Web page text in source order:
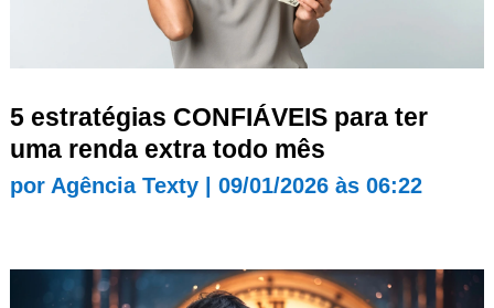
5 estratégias CONFIÁVEIS para ter
uma renda extra todo mês
por Agência Texty| 09/01/2026 às 06:22